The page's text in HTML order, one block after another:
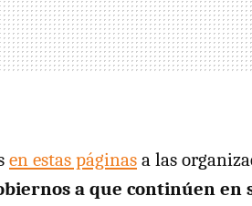
en estas páginas a las
a que continúen en